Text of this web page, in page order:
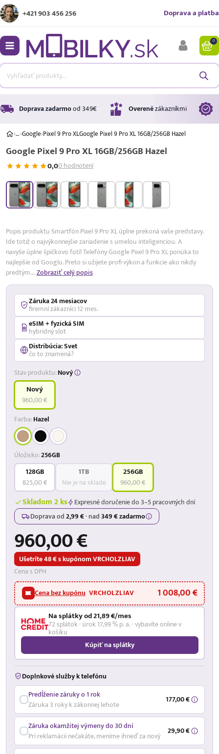
+421 903 456 256 Doprava a platba
0
Doprava zadarmood 349€ Overenézákazníkmi
›…›Google›Pixel 9 Pro XLGoogle Pixel 9 Pro XL 16GB/256GB Hazel
Google Pixel 9 Pro XL 16GB/256GB Hazel
0,00 hodnotení
A A ↑
Úrok
17,99 %
Popis produktu Smartfón Pixel 9 Pro XL úplne prekoná vaše predstavy.
Ide totiž o najvýkonnejšie zariadenie s umelou inteligenciou. A
navyše úplne špičkovo fotí! Telefóny Google Pixel 9 Pro XL ponúka to
najlepšie od Googlu. Preto si užijete profi výkon a funkcie ako nikdy
predtým.…Zobraziť celý popis
Záruka 24 mesiacov
firemní zákazníci 12 mes.
eSIM + fyzická SIM
hybridný slot
Distribúcia: Svet
čo to znamená?
Stav produktu:Nový
Nový
960,00 €
Farba:Hazel
Úložisko:256GB
128GB
825,00 €
1TB
Nie je na sklade
256GB
960,00 €
Skladom 2 ks
Expresné doručenie do 3–5 pracovných dní
Doprava od2,99 €·nad349 € zadarmo
960,00 €
Ušetríte 48 € s kupónom VRCHOLZLIAV
Cena s DPH
Cena bez kupónu VRCHOLZLIAV 1 008,00 €
Na splátky od 21,89 €/mes
72 splátok · úrok 17,99 % p. a. · vybavíte online v
košíku
Kúpiť na splátky
Doplnkové služby k telefónu
Predĺženie záruky o 1 rok
Záruka 3 roky k zákonnej lehote
177,00 €
Záruka okamžitej výmeny do 30 dní
Pri reklamácii nečakáte, meníme ihneď za nový
29,90 €